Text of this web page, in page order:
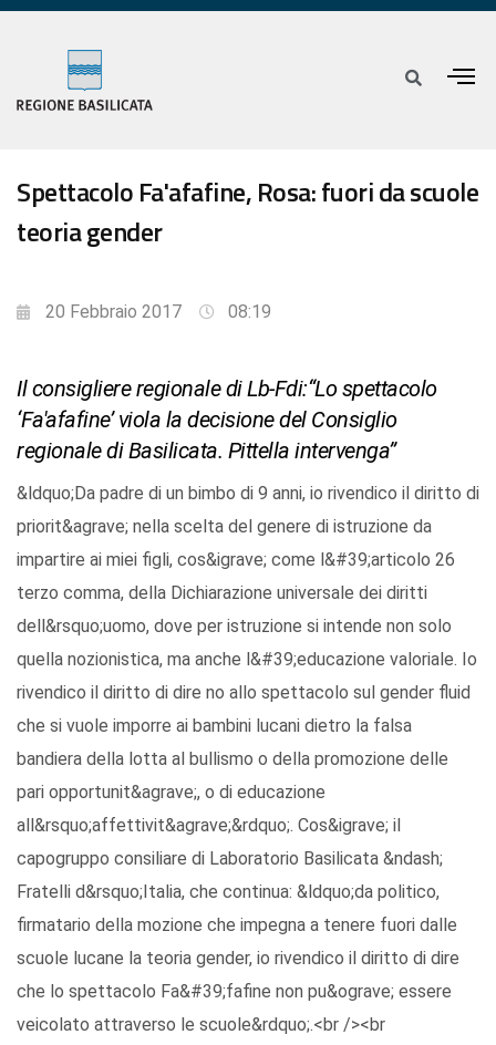
Spettacolo Fa'afafine, Rosa: fuori da scuole
teoria gender
20 Febbraio 2017 08:19
Il consigliere regionale di Lb-Fdi:“Lo spettacolo
‘Fa'afafine’ viola la decisione del Consiglio
regionale di Basilicata. Pittella intervenga”
&ldquo;Da padre di un bimbo di 9 anni, io rivendico il diritto di
priorit&agrave; nella scelta del genere di istruzione da
impartire ai miei figli, cos&igrave; come l&#39;articolo 26
terzo comma, della Dichiarazione universale dei diritti
dell&rsquo;uomo, dove per istruzione si intende non solo
quella nozionistica, ma anche l&#39;educazione valoriale. Io
rivendico il diritto di dire no allo spettacolo sul gender fluid
che si vuole imporre ai bambini lucani dietro la falsa
bandiera della lotta al bullismo o della promozione delle
pari opportunit&agrave;, o di educazione
all&rsquo;affettivit&agrave;&rdquo;. Cos&igrave; il
capogruppo consiliare di Laboratorio Basilicata &ndash;
Fratelli d&rsquo;Italia, che continua: &ldquo;da politico,
firmatario della mozione che impegna a tenere fuori dalle
scuole lucane la teoria gender, io rivendico il diritto di dire
che lo spettacolo Fa&#39;fafine non pu&ograve; essere
veicolato attraverso le scuole&rdquo;.<br /><br